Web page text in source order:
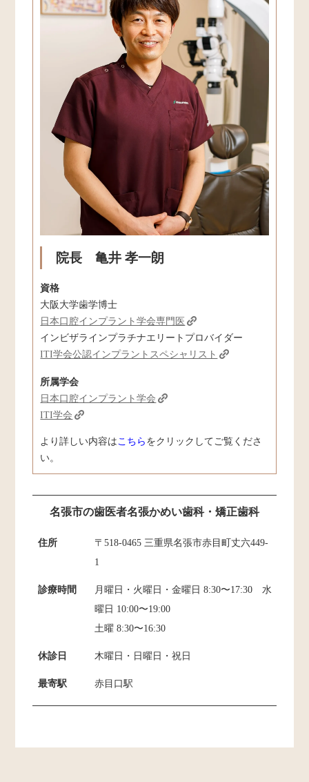
院長 亀井 孝一朗
資格
大阪大学歯学博士
日本口腔インプラント学会専門医
インビザラインプラチナエリートプロバイダー
ITI学会公認インプラントスペシャリスト
所属学会
日本口腔インプラント学会
ITI学会
より詳しい内容はこちら をクリックしてご覧くださ
い。
名張市の歯医者名張かめい歯科・矯正歯科
住所
〒518-0465 三重県名張市赤目町丈六449-
1
診療時間
月曜日・火曜日・金曜日 8:30〜17:30 水
曜日 10:00〜19:00
土曜 8:30〜16:30
休診日 木曜日・日曜日・祝日
最寄駅 赤目口駅